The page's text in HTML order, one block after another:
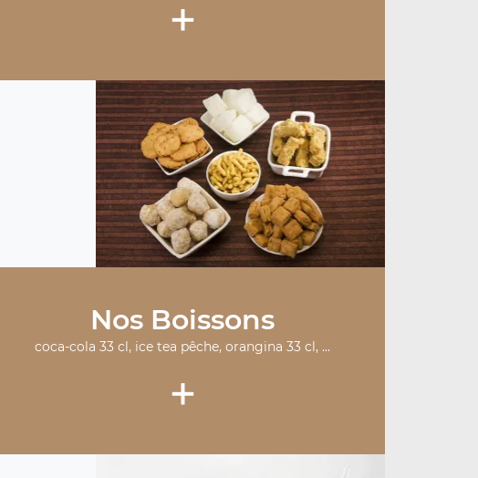
+
Nos Boissons
coca-cola 33 cl, ice tea pêche, orangina 33 cl, ...
+